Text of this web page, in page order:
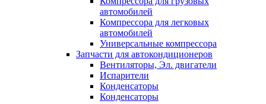
автомобилей
Компрессора для легковых
автомобилей
Универсальные компрессора
Запчасти для автокондиционеров
Вентиляторы, Эл. двигатели
Испарители
Конденсаторы
Конденсаторы